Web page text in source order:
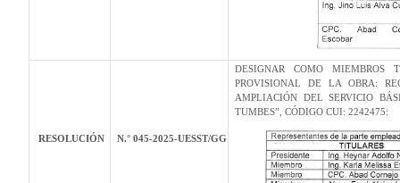
RESOLUCIÓN N.° 045-2025-UESST/GG
DESIGNAR COMO MIEMBROS
PROVISIONAL DE LA OBRA:
AMPLIACIÓN DEL SERVICIO
TUMBES”, CÓDIGO CUI: 2242475: